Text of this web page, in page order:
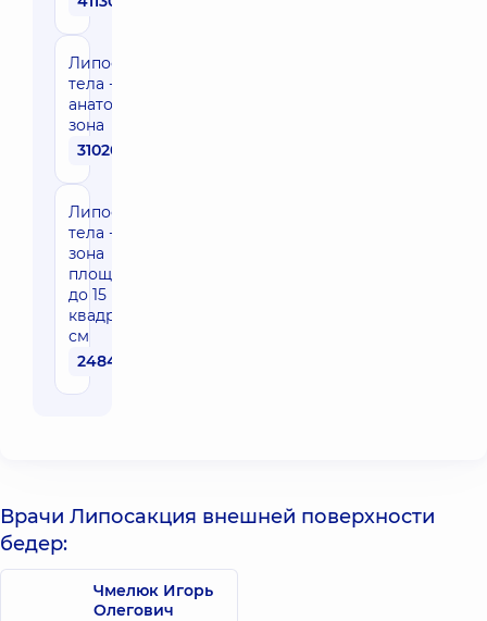
Липосакция
тела - одна
анатомическая
зона
31020 грн
Липосакция
тела - одна
зона
площадью
до 15
квадратных
см
24840 грн
Врачи Липосакция внешней поверхности
бедер:
Чмелюк Игорь
Олегович